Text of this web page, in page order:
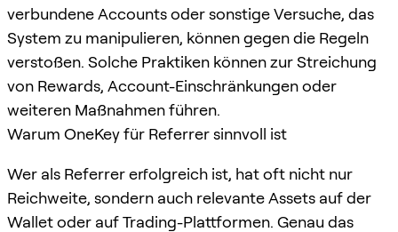
verbundene Accounts oder sonstige Versuche, das
System zu manipulieren, können gegen die Regeln
verstoßen. Solche Praktiken können zur Streichung
von Rewards, Account-Einschränkungen oder
weiteren Maßnahmen führen.
Warum OneKey für Referrer sinnvoll ist
Wer als Referrer erfolgreich ist, hat oft nicht nur
Reichweite, sondern auch relevante Assets auf der
Wallet oder auf Trading-Plattformen. Genau das